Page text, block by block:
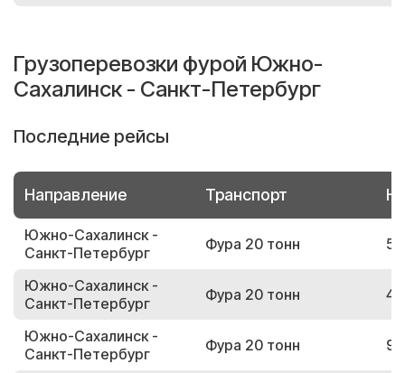
Грузоперевозки фурой Южно-
Сахалинск - Санкт-Петербург
Последние рейсы
Направление Транспорт
Южно-Сахалинск -
Санкт-Петербург
Фура 20 тонн
Южно-Сахалинск -
Санкт-Петербург
Фура 20 тонн
Южно-Сахалинск -
Санкт-Петербург
Фура 20 тонн